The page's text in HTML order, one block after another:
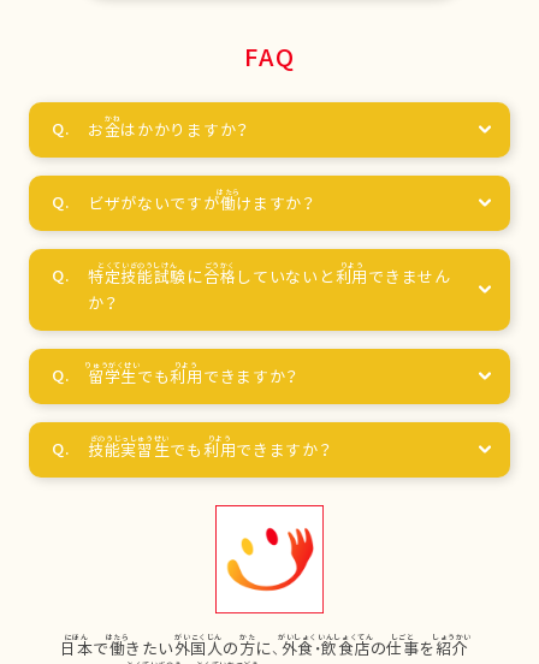
FAQ
お金はかかりますか？
ビザがないですが働けますか？
特定技能試験に合格 していないと利用 できません
か？
留学生でも利用 できますか？
技能実習生でも利用できますか？
日本で働きたい外国人の方に、 外食 ・飲食店の仕事を紹介